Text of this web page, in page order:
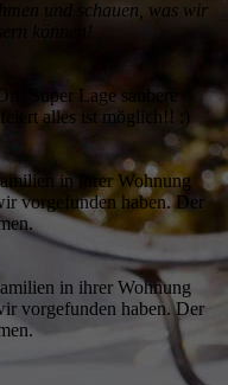
und schauen, was wir
können!
Super Lage saubere
alles ist möglich!! :)
in ihrer Wohnung
vorgefunden haben. Der
in ihrer Wohnung
vorgefunden haben. Der